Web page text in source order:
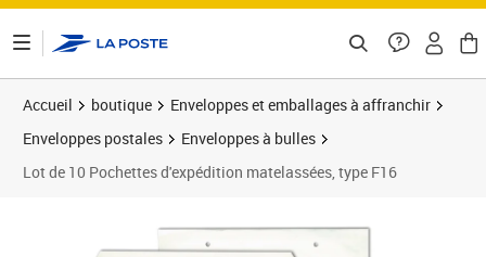
Accueil boutique
Enveloppes et emballages à affranchir
Enveloppes postales
Enveloppes à bulles
Lot de 10 Pochettes d'expédition matelassées, type F16